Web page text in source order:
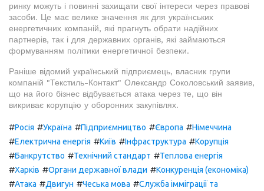
ринку можуть і повинні захищати свої інтереси через правові
засоби. Це має велике значення як для українських
енергетичних компаній, які прагнуть обрати надійних
партнерів, так і для державних органів, які займаються
формуванням політики енергетичної безпеки.
Раніше відомий український підприємець, власник групи
компаній "Текстиль-Контакт" Олександр Соколовський заявив,
що на його бізнес відбувається атака через те, що він
викриває корупцію у оборонних закупівлях.
#Росія #Україна #Підприємництво #Європа #Німеччина
#Електрична енергія #Київ #Інфраструктура #Корупція
#Банкрутство #Технічний стандарт #Теплова енергія
#Харків #Органи державної влади #Конкуренція (економіка)
#Атака #Двигун #Чеська мова #Служба імміграції та